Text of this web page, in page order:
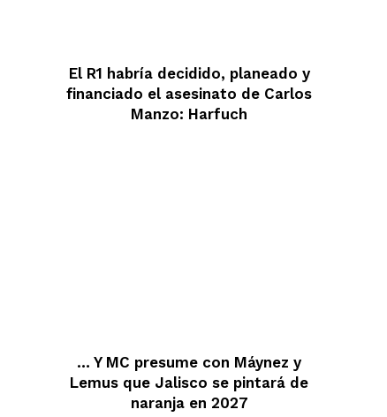
El R1 habría decidido, planeado y
financiado el asesinato de Carlos
Manzo: Harfuch
… Y MC presume con Máynez y
Lemus que Jalisco se pintará de
naranja en 2027